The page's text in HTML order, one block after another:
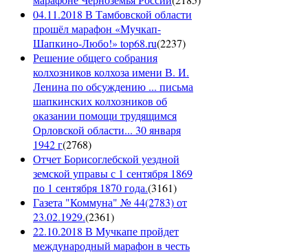
04.11.2018 В Тамбовской области
прошёл марафон «Мучкап-
Шапкино-Любо!» top68.ru(2237)
Решение общего собрания
колхозников колхоза имени В. И.
Ленина по обсуждению ... письма
шапкинских колхозников об
оказании помощи трудящимся
Орловской области... 30 января
1942 г(2768)
Отчет Борисоглебской уездной
земской управы с 1 сентября 1869
по 1 сентября 1870 года.(3161)
Газета "Коммуна" № 44(2783) от
23.02.1929.(2361)
22.10.2018 В Мучкапе пройдет
международный марафон в честь